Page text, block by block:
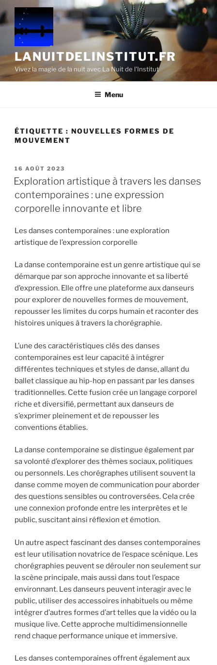
Aller
au
contenu
principal
LANUITDELINSTITUT.FR
Vivez la magie de la nuit avec La Nuit de l'Institut
Menu
ÉTIQUETTE : NOUVELLES FORMES DE
MOUVEMENT
PUBLIÉ
LE
16 AOÛT 2023
Exploration artistique à travers les danses
contemporaines : une expression
corporelle innovante et libre
Les danses contemporaines : une exploration
artistique de l’expression corporelle
La danse contemporaine est un genre artistique qui se
démarque par son approche innovante et sa liberté
d’expression. Elle offre une plateforme aux danseurs
pour explorer de nouvelles formes de mouvement,
repousser les limites du corps humain et raconter des
histoires uniques à travers la chorégraphie.
L’une des caractéristiques clés des danses
contemporaines est leur capacité à intégrer
différentes techniques et styles de danse, allant du
ballet classique au hip-hop en passant par les danses
traditionnelles. Cette fusion crée un langage corporel
riche et diversifié, permettant aux danseurs de
s’exprimer pleinement et de repousser les
conventions établies.
La danse contemporaine se distingue également par
sa volonté d’explorer des thèmes sociaux, politiques
ou personnels. Les chorégraphes utilisent souvent la
danse comme moyen de communication pour aborder
des questions sensibles ou controversées. Cela crée
une connexion profonde entre les interprètes et le
public, suscitant ainsi réflexion et émotion.
Un autre aspect fascinant des danses contemporaines
est leur utilisation novatrice de l’espace scénique. Les
chorégraphies peuvent se dérouler non seulement sur
la scène principale, mais aussi dans tout l’espace
environnant. Les danseurs peuvent interagir avec le
public, utiliser des accessoires inhabituels ou même
intégrer d’autres formes d’art telles que la vidéo ou la
musique live. Cette approche multidimensionnelle
rend chaque performance unique et immersive.
Les danses contemporaines offrent également aux